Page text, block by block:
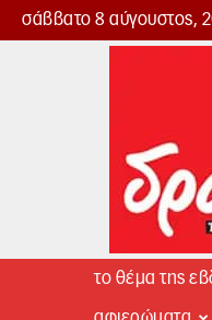
σάββατο 8 αύγουστος,
Δρόμος
το θέμα της